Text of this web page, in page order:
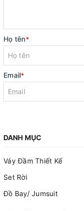
Họ tên*
Email*
DANH MỤC
Váy Đầm Thiết Kế
Set Rời
Đồ Bay/ Jumsuit